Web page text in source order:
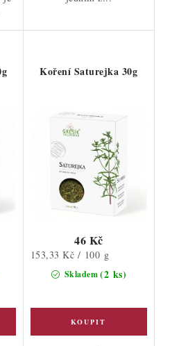
Koření Saturejka 30g
Skladem(2 ks)
46 Kč
Měrná
153,33 Kč / 100 g